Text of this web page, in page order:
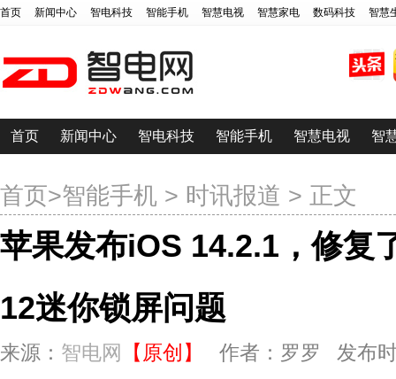
首页 新闻中心 智电科技 智能手机 智慧电视 智慧家电 数码科技 智慧
首页 新闻中心 智电科技 智能手机 智慧电视 智
首页>智能手机 > 时讯报道 > 正文
苹果发布iOS 14.2.1，修复
12迷你锁屏问题
来源： 智电网 【原创】 作者：罗罗 发布